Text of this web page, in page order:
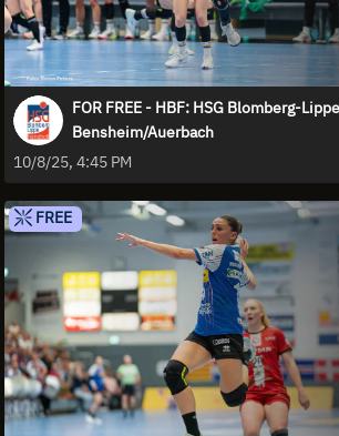
FOR FREE - HBF: HSG Blomberg-
Bensheim/Auerbach
10/8/25, 4:45 PM
FREE